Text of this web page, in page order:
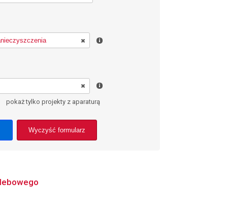
pokaż tylko projekty z aparaturą
Wyczyść formularz